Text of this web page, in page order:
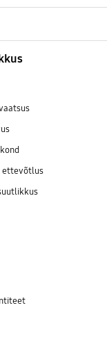
ettevõtlus